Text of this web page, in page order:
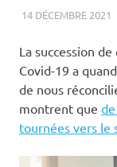
14 DÉCEMBRE 2021
La succession
Covid-19 a
de nous
montrent que
tournées vers le